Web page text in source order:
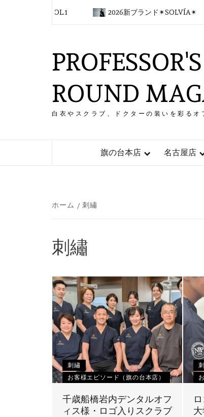
2026新ブランド✴︎SOLVÍA✴︎
PROFESSOR'S
ROUND
白衣やスクラブ、ドクターの装いを彩るオ
旗の台本店 名古屋店
ホーム 刺繡
刺繡
刺繡
お客様エピソード（旗の台本店）
千歳船橋岩内デンタルオフ
ィス様・ロゴ入りスクラブ